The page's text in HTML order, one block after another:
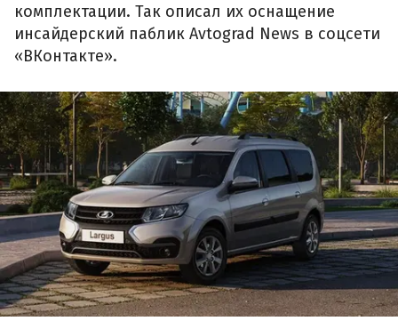
комплектации. Так описал их оснащение
инсайдерский паблик Avtograd News в соцсети
«ВКонтакте».